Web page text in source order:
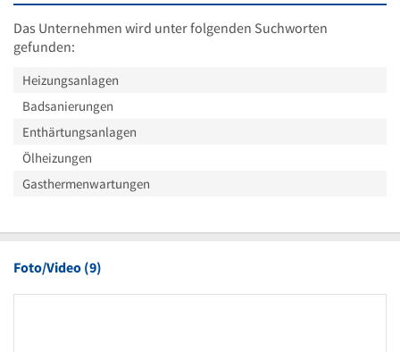
Das Unternehmen wird unter folgenden Suchworten
gefunden:
Heizungsanlagen
Badsanierungen
Enthärtungsanlagen
Ölheizungen
Gasthermenwartungen
Foto/Video (9)